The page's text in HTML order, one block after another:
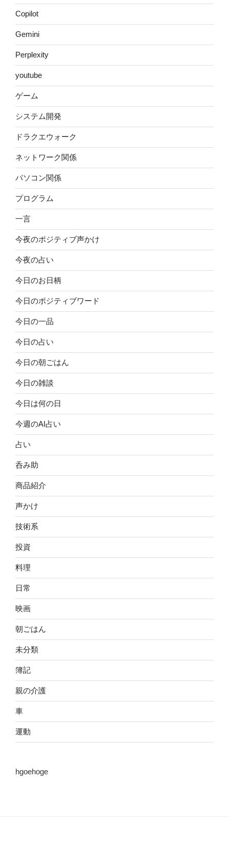
Copilot
Gemini
Perplexity
youtube
ゲーム
システム開発
ドラクエウォーク
ネットワーク関係
パソコン関係
プログラム
一言
今夜のポジティブ声かけ
今夜の占い
今日のお日柄
今日のポジティブワード
今日の一品
今日の占い
今日の朝ごはん
今日の雑談
今日は何の日
今週のAI占い
占い
呑み助
商品紹介
声かけ
技術系
投資
料理
日常
映画
朝ごはん
未分類
簿記
親の介護
車
運動
hgoehoge